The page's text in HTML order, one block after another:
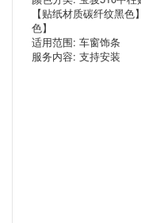
【贴纸材质碳纤纹黑
色】
适用范围: 车窗饰条
服务内容: 支持安装